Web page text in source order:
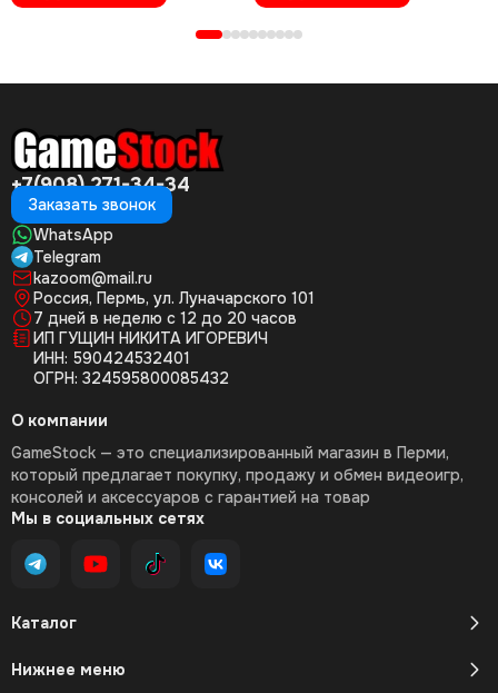
+7(908) 271-34-34
Заказать звонок
WhatsApp
Telegram
kazoom@mail.ru
Россия, Пермь, ул. Луначарского 101
7 дней в неделю с 12 до 20 часов
ИП ГУЩИН НИКИТА ИГОРЕВИЧ
ИНН: 590424532401
ОГРН: 324595800085432
Каталог
Нижнее меню
О компании
GameStock — это специализированный магазин в Перми,
который предлагает покупку, продажу и обмен видеоигр,
консолей и аксессуаров с гарантией на товар
Мы в социальных сетях